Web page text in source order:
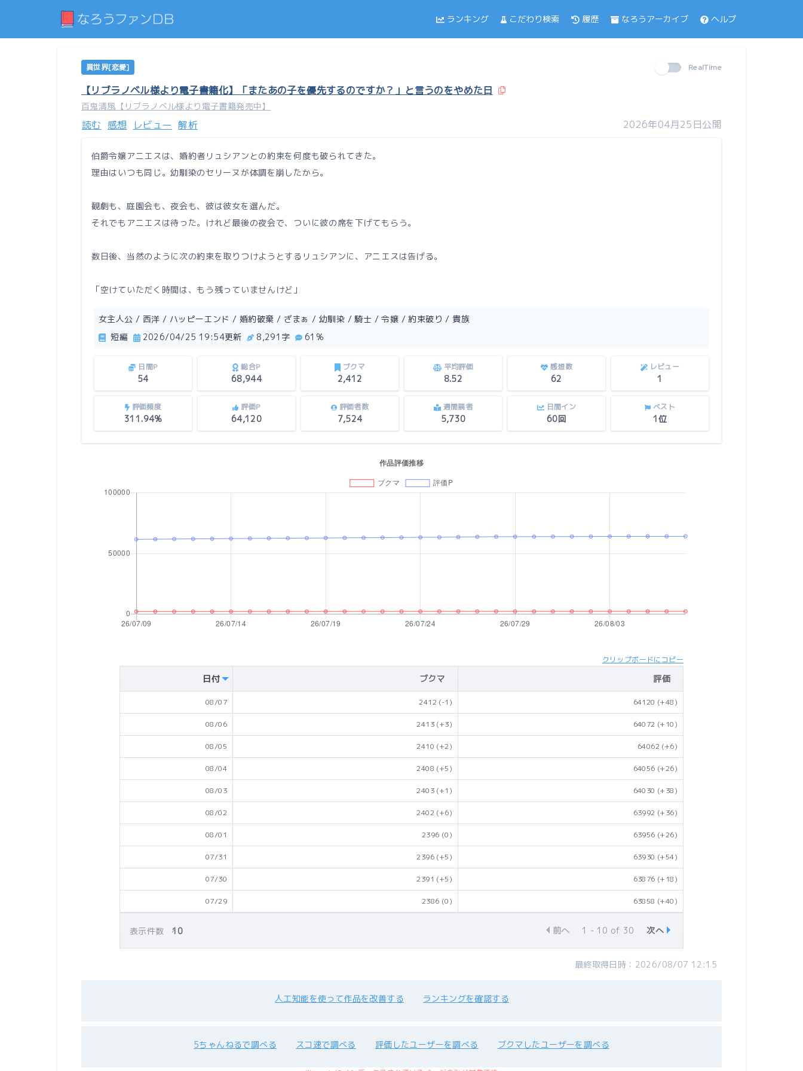
ランキング こだわり検索 履歴 なろうアーカイブ ヘルプ
異世界[恋愛] RealTime
【リブラノベル様より電子書籍化】「またあの子を優先するのですか？」と言うのをやめた日
百鬼清風【リブラノベル様より電子書籍発売中】
読む 感想 レビュー 解析 2026年04月25日公開
伯爵令嬢アニエスは、婚約者リュシアンとの約束を何度も破られてきた。
理由はいつも同じ。幼馴染のセリーヌが体調を崩したから。
観劇も、庭園会も、夜会も、彼は彼女を選んだ。
それでもアニエスは待った。けれど最後の夜会で、ついに彼の席を下げてもらう。
数日後、当然のように次の約束を取りつけようとするリュシアンに、アニエスは告げる。
「空けていただく時間は、もう残っていませんけど」
女主人公 / 西洋 / ハッピーエンド / 婚約破棄 / ざまぁ / 幼馴染 / 騎士 / 令嬢 / 約束破り / 貴族
短編
2026/04/25 19:54更新 8,291字 61%
日間P
54
総合P
68,944
ブクマ
2,412
平均評価
8.52
感想数
62
レビュー
1
評価頻度
311.94%
評価P
64,120
評価者数
7,524
週間読者
5,730
日間イン
60回
ベスト
1位
クリップボードにコピー
日付 ブクマ 評価
08/07 2412 (-1) 64120 (+48)
08/06 2413 (+3) 64072 (+10)
08/05 2410 (+2) 64062 (+6)
08/04 2408 (+5) 64056 (+26)
08/03 2403 (+1) 64030 (+38)
08/02 2402 (+6) 63992 (+36)
08/01 2396 (0) 63956 (+26)
07/31 2396 (+5) 63930 (+54)
07/30 2391 (+5) 63876 (+18)
07/29 2386 (0) 63858 (+40)
表示件数 前へ 1 - 10 of 30 次へ
最終取得日時：2026/08/07 12:15
人工知能を使って作品を改善する ランキングを確認する
5ちゃんねるで調べる スコ速で調べる 評価したユーザーを調べる ブクマしたユーザーを調べる